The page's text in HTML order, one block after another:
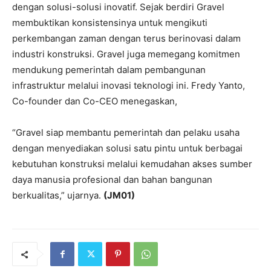
dengan solusi-solusi inovatif. Sejak berdiri Gravel
membuktikan konsistensinya untuk mengikuti
perkembangan zaman dengan terus berinovasi dalam
industri konstruksi. Gravel juga memegang komitmen
mendukung pemerintah dalam pembangunan
infrastruktur melalui inovasi teknologi ini. Fredy Yanto,
Co-founder dan Co-CEO menegaskan,
“Gravel siap membantu pemerintah dan pelaku usaha
dengan menyediakan solusi satu pintu untuk berbagai
kebutuhan konstruksi melalui kemudahan akses sumber
daya manusia profesional dan bahan bangunan
berkualitas,” ujarnya. (JM01)